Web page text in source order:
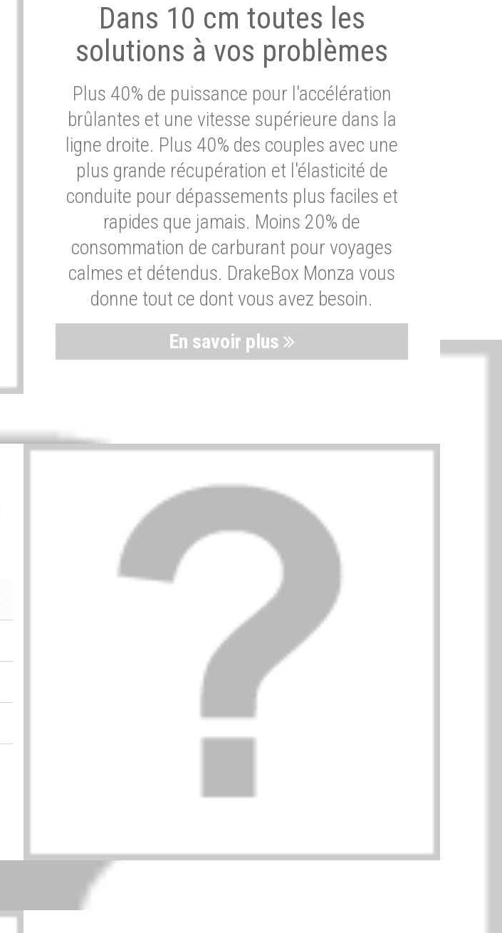
Dans 10 cm toutes les
solutions à vos problèmes
Plus 40% de puissance pour l'accélération
brûlantes et une vitesse supérieure dans la
ligne droite. Plus 40% des couples avec une
plus grande récupération et l'élasticité de
conduite pour dépassements plus faciles et
rapides que jamais. Moins 20% de
consommation de carburant pour voyages
calmes et détendus. DrakeBox Monza vous
donne tout ce dont vous avez besoin.
En savoir plus